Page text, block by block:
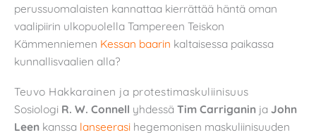
perussuomalaisten kannattaa kierrättää häntä oman
vaalipiirin ulkopuolella Tampereen Teiskon
Kämmenniemen Kessan baarin kaltaisessa paikassa
kunnallisvaalien alla?
Teuvo Hakkarainen ja protestimaskuliinisuus
Sosiologi R. W. Connell yhdessä Tim Carriganin ja John
Leen kanssa lanseerasi hegemonisen maskuliinisuuden